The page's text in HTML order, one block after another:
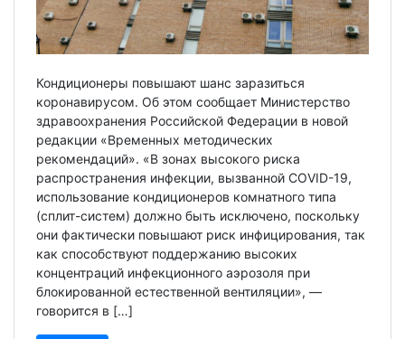
Кондиционеры повышают шанс заразиться
коронавирусом. Об этом сообщает Министерство
здравоохранения Российской Федерации в новой
редакции «Временных методических
рекомендаций». «В зонах высокого риска
распространения инфекции, вызванной COVID-19,
использование кондиционеров комнатного типа
(сплит-систем) должно быть исключено, поскольку
они фактически повышают риск инфицирования, так
как способствуют поддержанию высоких
концентраций инфекционного аэрозоля при
блокированной естественной вентиляции», —
говорится в […]